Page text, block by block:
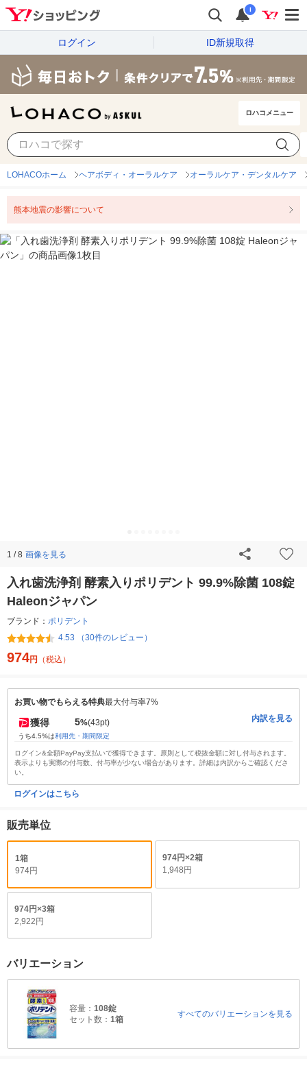
i
ログイン ID新規取得
ロハコメニュー
LOHACOホーム ヘアボディ・オーラルケア オーラルケア・デンタルケア
熊本地震の影響について
1 / 8 画像を見る
入れ歯洗浄剤 酵素入りポリデント 99.9%除菌 108錠
Haleonジャパン
ブランド： ポリデント
4.53 （30件のレビュー）
974円 （税込）
お買い物でもらえる特典最大付与率7%
獲得 5%(43pt)
うち4.5%は利用先・期間限定
内訳を見る
ログイン&全額PayPay支払いで獲得できます。原則として税抜金額に対し付与されます。
表示よりも実際の付与数、付与率が少ない場合があります。詳細は内訳からご確認くださ
い。
ログインはこちら
販売単位
1箱
974円
974円×2箱
1,948円
974円×3箱
2,922円
バリエーション
容量： 108錠
セット数： 1箱
すべてのバリエーションを見る